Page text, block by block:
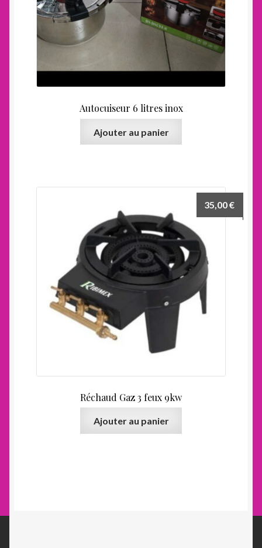
Autocuiseur 6 litres inox
Ajouter au panier
Réchaud Gaz 3 feux 9kw
35,00€
Ajouter au panier